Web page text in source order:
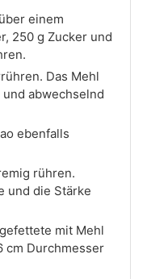
einem
250 g Zucker und
Das Mehl
abwechselnd
ebenfalls
rühren.
und die Stärke
mit Mehl
cm Durchmesser